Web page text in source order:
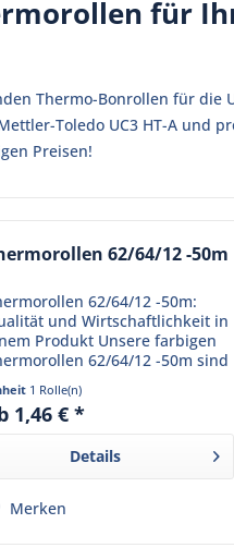
für
Thermo-Bonrollen für die
Toledo UC3 HT-A und
Preisen!
62/64/12 -50m
62/64/12 -50m:
und Wirtschaftlichkeit in
Produkt Unsere farbigen
62/64/12 -50m sind
perfekte Wahl für Ihr
Mit einer Breite von
einem Durchmesser von
1 Rolle(n)
1,46 € *
Details
Merken